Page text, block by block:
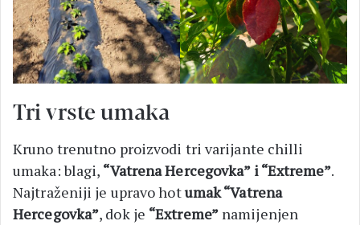
Tri vrste umaka
Kruno trenutno proizvodi tri varijante chilli
umaka: blagi, “Vatrena Hercegovka” i “Extreme”.
Najtraženiji je upravo hotumak “Vatrena
Hercegovka”, dok je “Extreme”namijenjen